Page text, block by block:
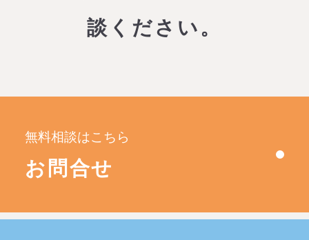
談ください。
無料相談はこちら
お問合せ